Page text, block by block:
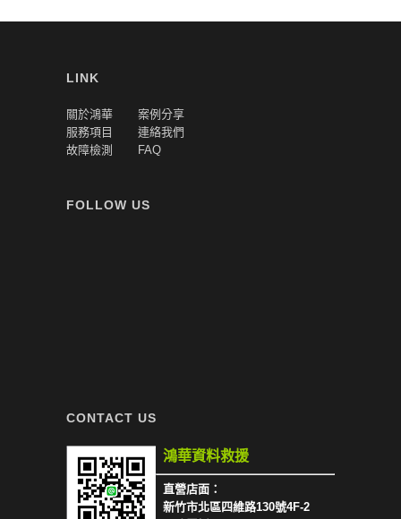
LINK
關於鴻華
案例分享
服務項目
連絡我們
故障檢測
FAQ
FOLLOW US
CONTACT US
鴻華資料救援
直營店面：
新竹市北區四維路130號4F-2